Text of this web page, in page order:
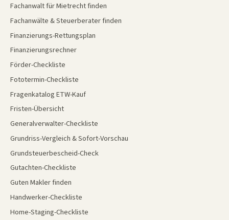
Fachanwalt für Mietrecht finden
Fachanwälte & Steuerberater finden
Finanzierungs-Rettungsplan
Finanzierungsrechner
Förder-Checkliste
Fototermin-Checkliste
Fragenkatalog ETW-Kauf
Fristen-Übersicht
Generalverwalter-Checkliste
Grundriss-Vergleich & Sofort-Vorschau
Grundsteuerbescheid-Check
Gutachten-Checkliste
Guten Makler finden
Handwerker-Checkliste
Home-Staging-Checkliste